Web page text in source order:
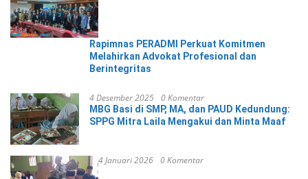
Rapimnas PERADMI Perkuat Komitmen
Melahirkan Advokat Profesional dan
Berintegritas
4 Desember 2025 0 Komentar
MBG Basi di SMP, MA, dan PAUD Kedundung:
SPPG Mitra Laila Mengakui dan Minta Maaf
4 Januari 2026 0 Komentar